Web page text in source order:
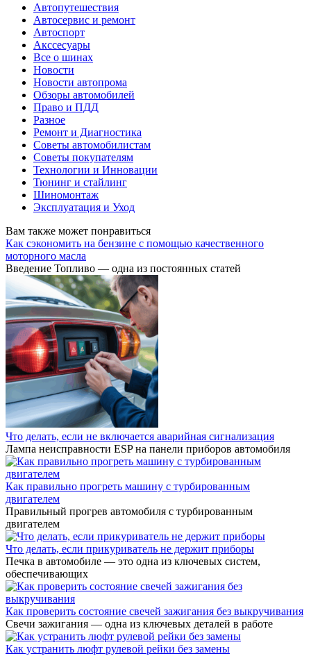
Автопутешествия
Автосервис и ремонт
Автоспорт
Акссесуары
Все о шинах
Новости
Новости автопрома
Обзоры автомобилей
Право и ПДД
Разное
Ремонт и Диагностика
Советы автомобилистам
Советы покупателям
Технологии и Инновации
Тюнинг и стайлинг
Шиномонтаж
Эксплуатация и Уход
Вам также может понравиться
Как сэкономить на бензине с помощью качественного
моторного масла
Введение Топливо — одна из постоянных статей
Что делать, если не включается аварийная сигнализация
Лампа неисправности ESP на панели приборов автомобиля
Как правильно прогреть машину с турбированным
двигателем
Правильный прогрев автомобиля с турбированным
двигателем
Что делать, если прикуриватель не держит приборы
Печка в автомобиле — это одна из ключевых систем,
обеспечивающих
Как проверить состояние свечей зажигания без выкручивания
Свечи зажигания — одна из ключевых деталей в работе
Как устранить люфт рулевой рейки без замены